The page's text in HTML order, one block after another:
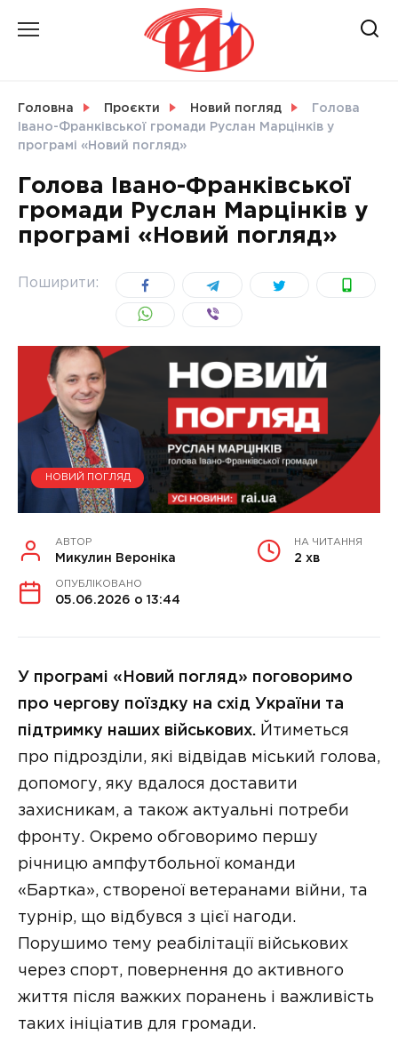
СВІТ
УКРАЇНА
Головна Проєкти Новий погляд
Голова
Івано-Франківської громади Руслан Марцінків у
програмі «Новий погляд»
Голова Івано-Франківської
громади Руслан Марцінків у
програмі «Новий погляд»
Поширити:
НОВИЙ ПОГЛЯД
АВТОР
Микулин Вероніка
НА ЧИТАННЯ
2 хв
ОПУБЛІКОВАНО
05.06.2026 о 13:44
У програмі «Новий погляд» поговоримо
про чергову поїздку на схід України та
підтримку наших військових. Йтиметься
про підрозділи, які відвідав міський голова,
допомогу, яку вдалося доставити
захисникам, а також актуальні потреби
фронту. Окремо обговоримо першу
річницю ампфутбольної команди
«Бартка», створеної ветеранами війни, та
турнір, що відбувся з цієї нагоди.
Порушимо тему реабілітації військових
через спорт, повернення до активного
життя після важких поранень і важливість
таких ініціатив для громади.